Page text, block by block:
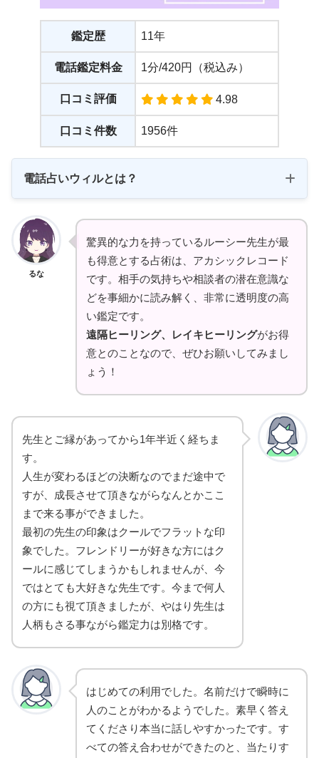
鑑定歴 11年
電話鑑定料金 1分/420円（税込み）
口コミ評価 4.98
口コミ件数 1956件
電話占いウィルとは？
多彩な
るな
驚異的な力を持っているルーシー先生が最
も得意とする占術は、アカシックレコード
です。相手の気持ちや相談者の潜在意識な
どを事細かに読み解く、非常に透明度の高
い鑑定です。
遠隔ヒーリング、レイキヒーリングがお得
意とのことなので、ぜひお願いしてみまし
ょう！
先生とご縁があってから1年半近く経ちま
す。
人生が変わるほどの決断なのでまだ途中で
すが、成長させて頂きながらなんとかここ
まで来る事ができました。
最初の先生の印象はクールでフラットな印
象でした。フレンドリーが好きな方にはク
ールに感じてしまうかもしれませんが、今
ではとても大好きな先生です。今まで何人
の方にも視て頂きましたが、やはり先生は
人柄もさる事ながら鑑定力は別格です。
はじめての利用でした。名前だけで瞬時に
人のことがわかるようでした。素早く答え
てくださり本当に話しやすかったです。す
べての答え合わせができたのと、当たりす